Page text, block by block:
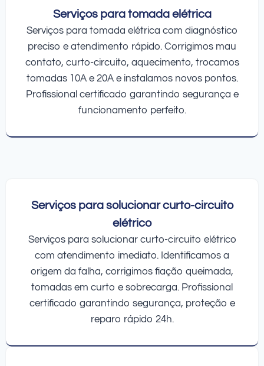
Serviços para tomada elétrica
Serviços para tomada elétrica com diagnóstico
preciso e atendimento rápido. Corrigimos mau
contato, curto-circuito, aquecimento, trocamos
tomadas 10A e 20A e instalamos novos pontos.
Profissional certificado garantindo segurança e
funcionamento perfeito.
Serviços para solucionar curto-circuito
elétrico
Serviços para solucionar curto-circuito elétrico
com atendimento imediato. Identificamos a
origem da falha, corrigimos fiação queimada,
tomadas em curto e sobrecarga. Profissional
certificado garantindo segurança, proteção e
reparo rápido 24h.